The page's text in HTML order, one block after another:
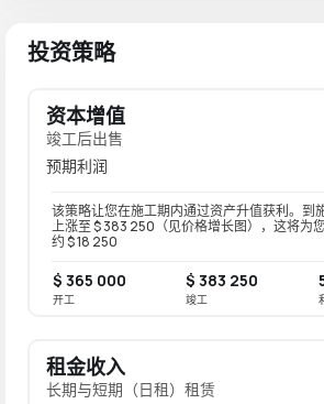
投资策略
资本增值
竣工后出售
预期利润
该策略让您在施工期内通过资产升值获利。到
上涨至 $ 383 250（见价格增长图），这将为您
约 $ 18 250
$ 365 000
开工
$ 383 250
竣工
租金收入
长期与短期（日租）租赁